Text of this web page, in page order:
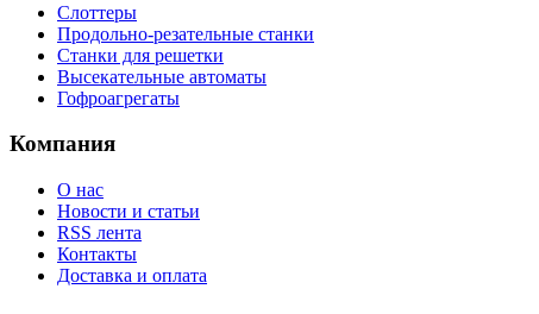
Слоттеры
Продольно-резательные станки
Станки для решетки
Высекательные автоматы
Гофроагрегаты
Компания
О нас
Новости и статьи
RSS лента
Контакты
Доставка и оплата